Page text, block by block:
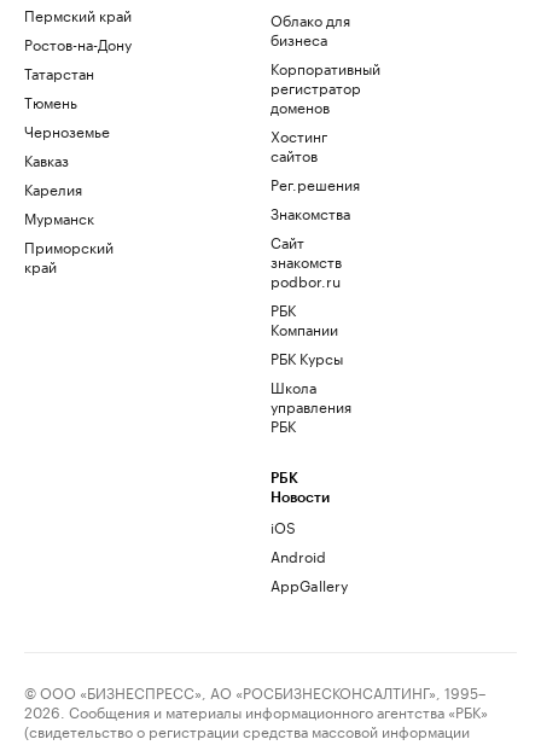
Пермский край
Ростов-на-Дону
Татарстан
Тюмень
Черноземье
Кавказ
Карелия
Мурманск
Приморский
край
Облако для
бизнеса
Корпоративный
регистратор
доменов
Хостинг
сайтов
Рег.решения
Знакомства
Сайт
знакомств
podbor.ru
РБК
Компании
РБК Курсы
Школа
управления
РБК
РБК
Новости
iOS
Android
AppGallery
© ООО «БИЗНЕСПРЕСС», АО «РОСБИЗНЕСКОНСАЛТИНГ», 1995–
2026. Сообщения и материалы информационного агентства «РБК»
(свидетельство о регистрации средства массовой информации